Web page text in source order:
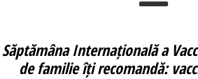
Săptămâna Internațională a
de familie îți recomandă: